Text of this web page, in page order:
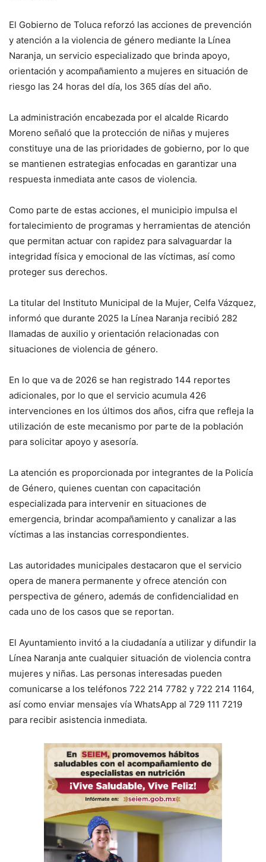
El Gobierno de Toluca reforzó las acciones de prevención
y atención a la violencia de género mediante la Línea
Naranja, un servicio especializado que brinda apoyo,
orientación y acompañamiento a mujeres en situación de
riesgo las 24 horas del día, los 365 días del año.
La administración encabezada por el alcalde Ricardo
Moreno señaló que la protección de niñas y mujeres
constituye una de las prioridades de gobierno, por lo que
se mantienen estrategias enfocadas en garantizar una
respuesta inmediata ante casos de violencia.
Como parte de estas acciones, el municipio impulsa el
fortalecimiento de programas y herramientas de atención
que permitan actuar con rapidez para salvaguardar la
integridad física y emocional de las víctimas, así como
proteger sus derechos.
La titular del Instituto Municipal de la Mujer, Celfa Vázquez,
informó que durante 2025 la Línea Naranja recibió 282
llamadas de auxilio y orientación relacionadas con
situaciones de violencia de género.
En lo que va de 2026 se han registrado 144 reportes
adicionales, por lo que el servicio acumula 426
intervenciones en los últimos dos años, cifra que refleja la
utilización de este mecanismo por parte de la población
para solicitar apoyo y asesoría.
La atención es proporcionada por integrantes de la Policía
de Género, quienes cuentan con capacitación
especializada para intervenir en situaciones de
emergencia, brindar acompañamiento y canalizar a las
víctimas a las instancias correspondientes.
Las autoridades municipales destacaron que el servicio
opera de manera permanente y ofrece atención con
perspectiva de género, además de confidencialidad en
cada uno de los casos que se reportan.
El Ayuntamiento invitó a la ciudadanía a utilizar y difundir la
Línea Naranja ante cualquier situación de violencia contra
mujeres y niñas. Las personas interesadas pueden
comunicarse a los teléfonos 722 214 7782 y 722 214 1164,
así como enviar mensajes vía WhatsApp al 729 111 7219
para recibir asistencia inmediata.